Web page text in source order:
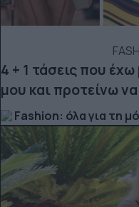
4 + 1 τάσεις που
μου και προτείνω
Fashion: όλα για τη